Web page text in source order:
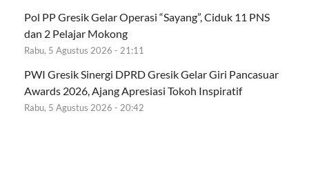
Pol PP Gresik Gelar Operasi “Sayang”, Ciduk 11 PNS
dan 2 Pelajar Mokong
Rabu, 5 Agustus 2026 - 21:11
PWI Gresik Sinergi DPRD Gresik Gelar Giri Pancasuar
Awards 2026, Ajang Apresiasi Tokoh Inspiratif
Rabu, 5 Agustus 2026 - 20:42